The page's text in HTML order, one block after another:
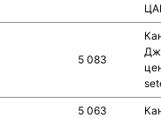
5 083
5 063